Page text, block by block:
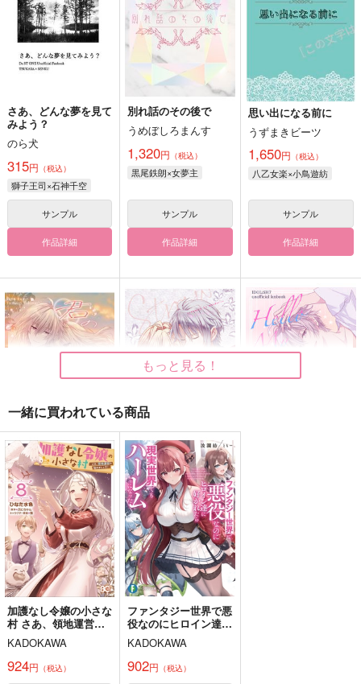
さあ、どんな夢を見て
みよう？
のら犬
315円 （税込）
獅子王司×石神千空
サンプル
作品詳細
別れ話のその後で
うめぼしろまんす
1,320円 （税込）
黒尾鉄朗×女夢主
サンプル
作品詳細
思い出になる前に
うずまきビーツ
1,650円 （税込）
八乙女楽×小鳥遊紡
サンプル
作品詳細
君の記憶
うずまきビーツ
550円（税込）
九条天×小鳥遊紡
サンプル
作品詳細
StrawBell
マンダリン
770円（税込）
八乙女楽×小鳥遊紡
サンプル
作品詳細
もっと見る！
一緒に買われている商品
加護なし令嬢の小さな
村 さあ、領地運営を
始めましょう! 8
KADOKAWA
924円 （税込）
ファンタジー世界で悪
役なのにヒロイン達に
好かれたら現実世界で
もハーレムになった
KADOKAWA
902円 （税込）